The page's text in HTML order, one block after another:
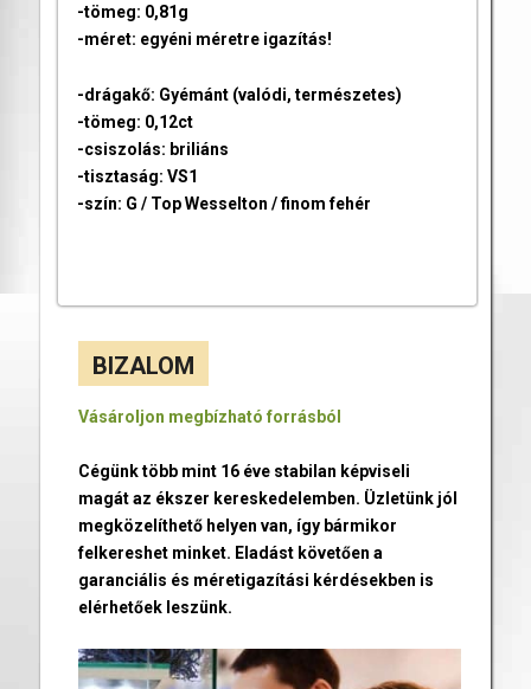
-tömeg: 0,81g
-méret: egyéni méretre igazítás!
-drágakő: Gyémánt (valódi, természetes)
-tömeg: 0,12ct
-csiszolás: briliáns
-tisztaság: VS1
-szín: G / Top Wesselton / finom fehér
BIZALOM
Vásároljon megbízható forrásból
Cégünk több mint 16 éve stabilan képviseli
magát az ékszer kereskedelemben. Üzletünk jól
megközelíthető helyen van, így bármikor
felkereshet minket. Eladást követően a
garanciális és méretigazítási kérdésekben is
elérhetőek leszünk.